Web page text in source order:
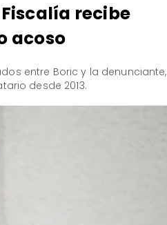
recibe
acoso
entre Boric y la denunciante,
desde 2013.